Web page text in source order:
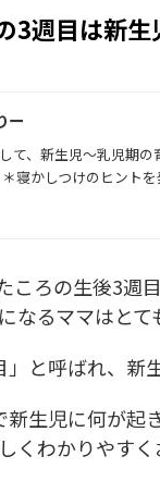
3週目は新
ー
て、新生児～乳児期
寝かしつけのヒントを
ころの生後3週
なるママはとて
と呼ばれ、新
新生児に何が起
くわかりやすく